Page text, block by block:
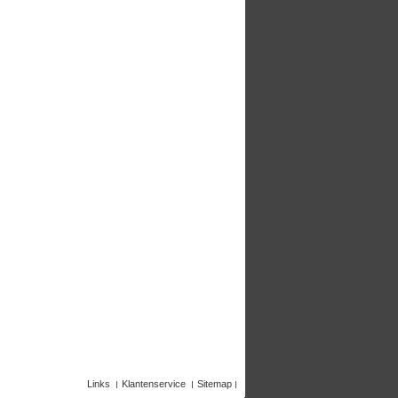
Links Klantenservice Sitemap